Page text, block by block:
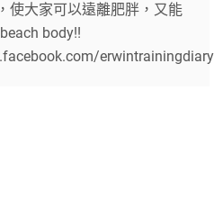
使大家可以遠離肥胖，又能
body!!
erwintrainingdiary